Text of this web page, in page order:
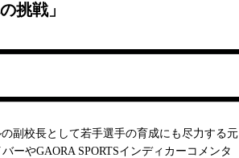
挑戦」
副校長として若手選手の育成にも尽力する元
ーやGAORA SPORTSインディカーコメンタ